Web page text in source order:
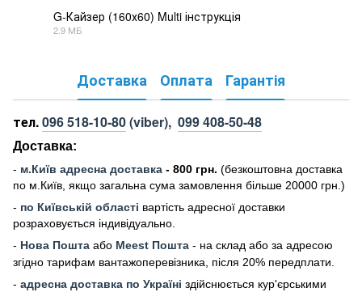
G-Кайзер (160х60) Multi інструкція
2.9 МБ
Доставка Оплата Гарантія
тел.096 518-10-80(viber), 099 408-50-48
Доставка:
- м.Київ адресна доставка - 800 грн. (безкоштовна доставка
по м.Київ, якщо загальна сума замовлення більше 20000 грн .)
- по Київській області вартість адресної доставки
розраховується індивідуально.
- Нова Пошта або Meest Пошта - на склад або за адресою
згідно тарифам вантажоперевізника, після 20% передплати.
- адресна доставка по Україні здійснюється кур'єрськими